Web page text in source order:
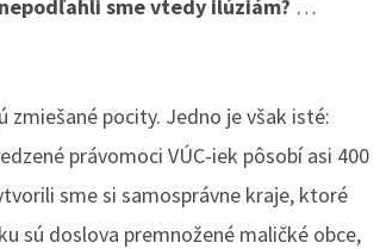
sme vtedy ilúziám? …
zmiešané pocity. Jedno je však isté:
právomoci VÚC-iek pôsobí asi 400
sme si samosprávne kraje, ktoré
sú doslova premnožené maličké obce,